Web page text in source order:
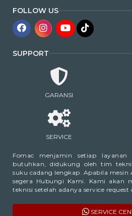
FOLLOW US
SUPPORT
GARANSI
SERVICE
Fomac menjamin setiap
butuhkan, didukung oleh tim
suku cadang lengkap. Apabila mesin
segera Hubungi Kami. Kami akan
teknisi setelah adanya service request
SERVICE